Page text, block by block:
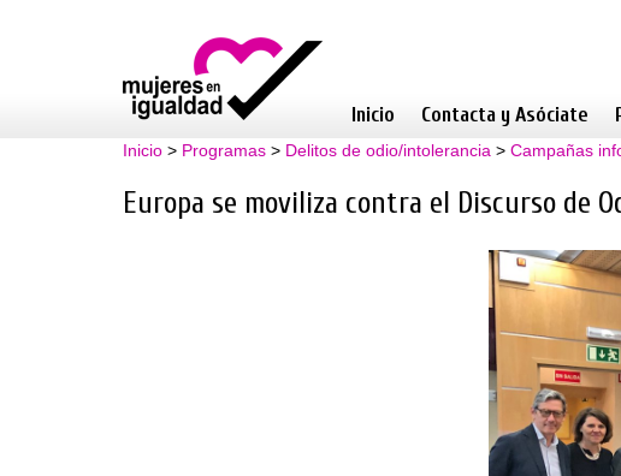
Inicio Contacta y Asóciate
Inicio > Programas > Delitos de odio/intolerancia > Campañas
Europa se moviliza contra el Discurso de